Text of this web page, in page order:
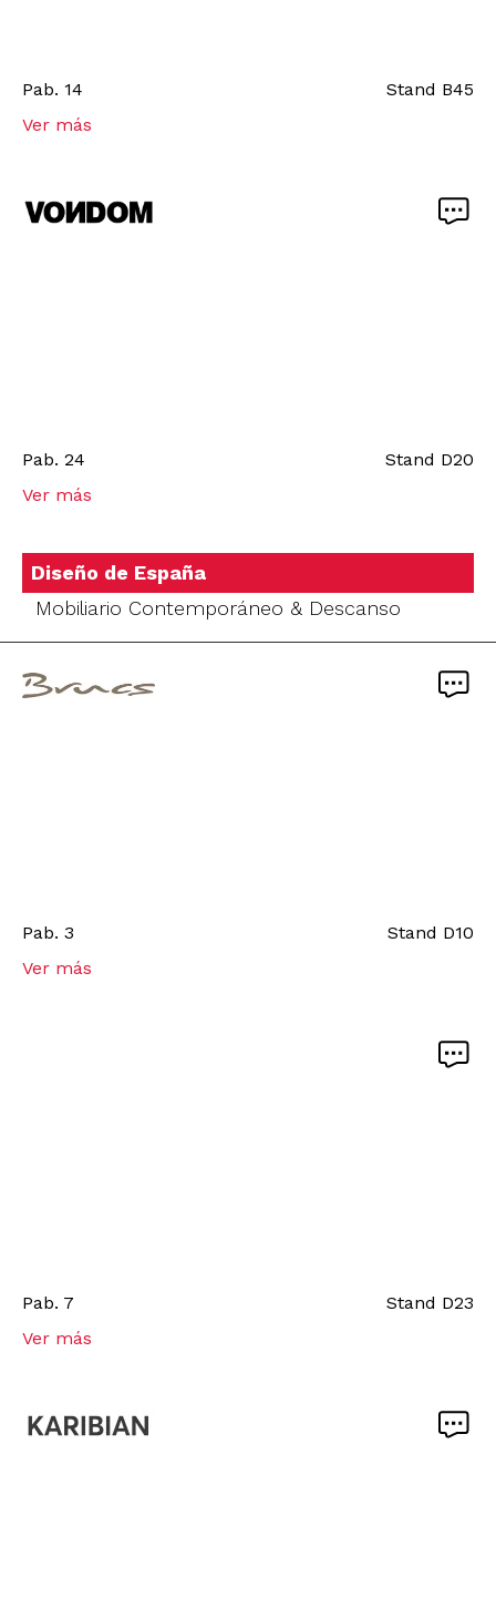
Pab. 14 Stand B45
Ver más
Pab. 24 Stand D20
Ver más
Diseño de España
Mobiliario Contemporáneo & Descanso
Pab. 3 Stand D10
Ver más
Pab. 7 Stand D23
Ver más